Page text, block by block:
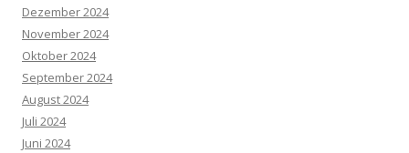
Dezember 2024
November 2024
Oktober 2024
September 2024
August 2024
Juli 2024
Juni 2024